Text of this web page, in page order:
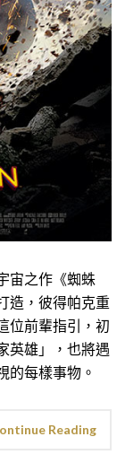
之作《蜘蛛
造，彼得帕克重
位前輩指引，初
英雄」，也將遇
的每樣事物。
Reading